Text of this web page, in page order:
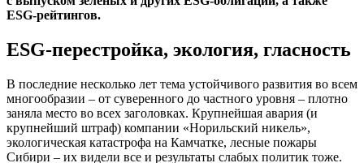
ESG-рейтингов.
ESG-перестройка, экология, гласность
В последние несколько лет тема устойчивого развития во всем
многообразии – от суверенного до частного уровня – плотно
заняла место во всех заголовках. Крупнейшая авария (и
крупнейший штраф) компании «Норильский никель»,
экологическая катастрофа на Камчатке, лесные пожары
Сибири – их видели все и результаты слабых политик тоже.